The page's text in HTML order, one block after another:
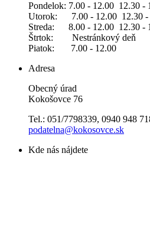
Pondelok: 7.00 - 12.00 12.30 -
Utorok: 7.00 - 12.00 12.30 -
Streda: 8.00 - 12.00 12.30 -
Štrtok: Nestránkový deň
Piatok: 7.00 - 12.00
Adresa
Obecný úrad
Kokošovce 76
Tel.: 051/7798339, 0940 948
podatelna@kokosovce.sk
Kde nás nájdete